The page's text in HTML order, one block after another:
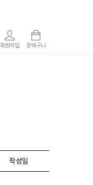
회원가입 장바구니
작성일